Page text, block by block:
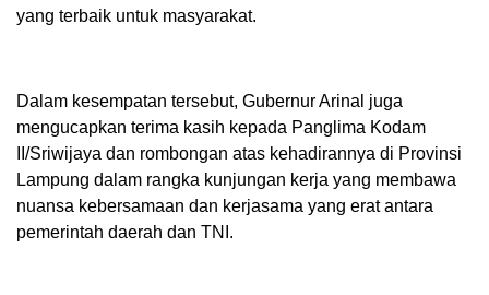
yang terbaik untuk masyarakat.
Dalam kesempatan tersebut, Gubernur Arinal juga
mengucapkan terima kasih kepada Panglima Kodam
II/Sriwijaya dan rombongan atas kehadirannya di Provinsi
Lampung dalam rangka kunjungan kerja yang membawa
nuansa kebersamaan dan kerjasama yang erat antara
pemerintah daerah dan TNI.